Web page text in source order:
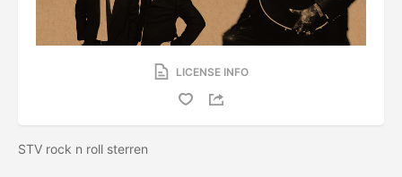
LICENSE INFO
STV rock n roll sterren